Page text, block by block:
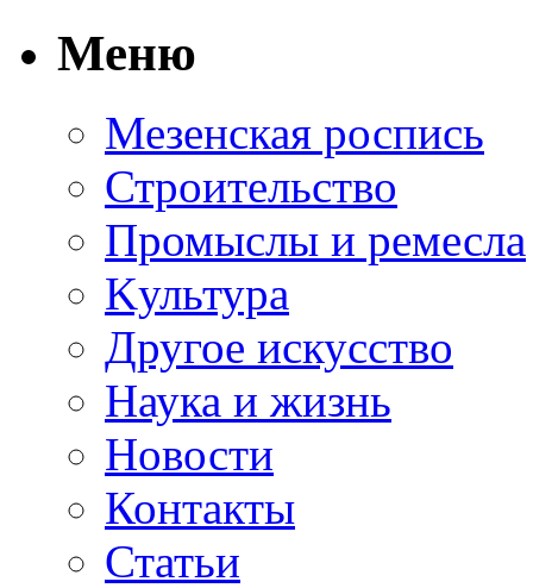
Меню
Мезенская роспись
Строительство
Промыслы и ремесла
Kультура
Другое искусство
Наука и жизнь
Новости
Контакты
Статьи